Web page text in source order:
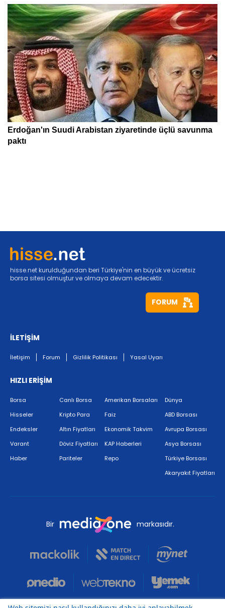
hisse.net kurulduğundan beri Türkiye'nin en büyük ve ücretsiz
borsa sitesi olmuştur ve olmaya devam edecektir.
FORUM
İLETİŞİM
İletişim Forum Gizlilik Politikası Yasal Uyarı
HIZLI ERİŞİM
Borsa
Hisseler
Endeksler
Varant
Haber
Canlı Borsa
Kripto Para
Altın Fiyatları
Döviz Fiyatları
Pariteler
Amerikan Borsaları
Faiz
Ekonomik Takvim
KAP Haberleri
Repo
Dünya
ABD Borsası
Avrupa Borsası
Asya Borsası
Türkiye Borsası
Akaryakıt Fiyatları
Bir markasıdır.